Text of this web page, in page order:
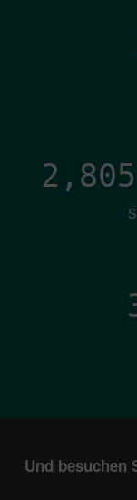
Und besuchen